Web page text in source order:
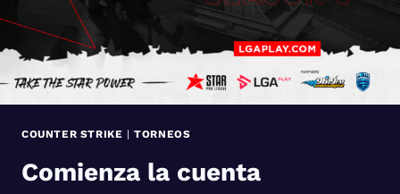
ESPORTS
VENEZOLANO
EN
ESCENA
INTERNACIONAL
COUNTER STRIKE |TORNEOS
Comienza la cuenta